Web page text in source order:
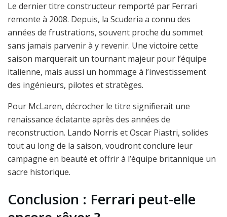
Le dernier titre constructeur remporté par Ferrari
remonte à 2008. Depuis, la Scuderia a connu des
années de frustrations, souvent proche du sommet
sans jamais parvenir à y revenir. Une victoire cette
saison marquerait un tournant majeur pour l’équipe
italienne, mais aussi un hommage à l’investissement
des ingénieurs, pilotes et stratèges.
Pour McLaren, décrocher le titre signifierait une
renaissance éclatante après des années de
reconstruction. Lando Norris et Oscar Piastri, solides
tout au long de la saison, voudront conclure leur
campagne en beauté et offrir à l’équipe britannique un
sacre historique.
Conclusion : Ferrari peut-elle